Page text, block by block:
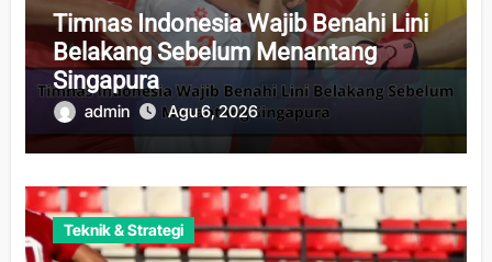
Timnas Indonesia Wajib Benahi Lini
Belakang Sebelum Menantang
Singapura
admin Agu 6, 2026
Teknik & Strategi